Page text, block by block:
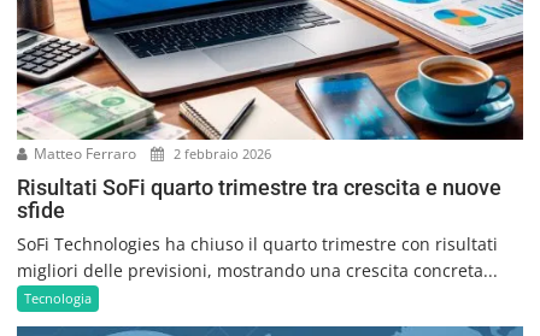
Matteo Ferraro 2 febbraio 2026
Risultati SoFi quarto trimestre tra crescita e nuove
sfide
SoFi Technologies ha chiuso il quarto trimestre con risultati
migliori delle previsioni, mostrando una crescita concreta...
Tecnologia